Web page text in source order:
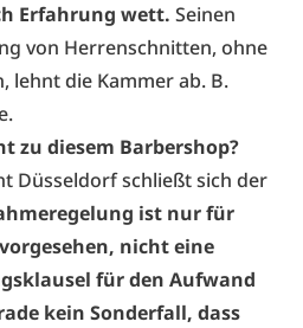
Erfahrung wett. Seinen
von Herrenschnitten, ohne
lehnt die Kammer ab. B.
zu diesem Barbershop?
Düsseldorf schließt sich der
ist nur für
nicht eine
für den Aufwand
kein Sonderfall, dass